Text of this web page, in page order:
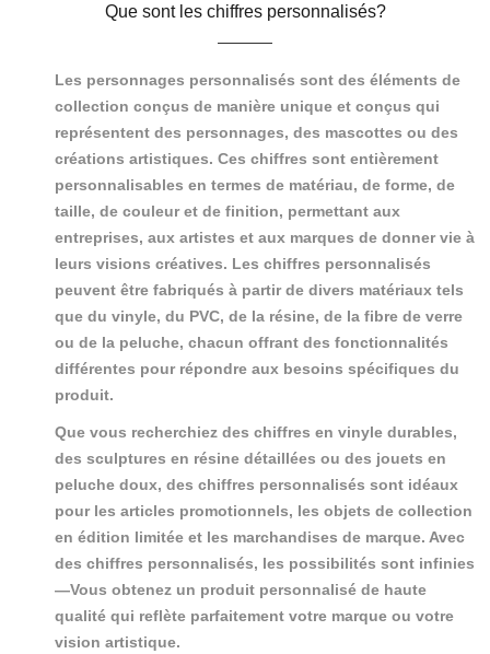
Que sont les chiffres personnalisés?
Les personnages personnalisés sont des éléments de
collection conçus de manière unique et conçus qui
représentent des personnages, des mascottes ou des
créations artistiques. Ces chiffres sont entièrement
personnalisables en termes de matériau, de forme, de
taille, de couleur et de finition, permettant aux
entreprises, aux artistes et aux marques de donner vie à
leurs visions créatives. Les chiffres personnalisés
peuvent être fabriqués à partir de divers matériaux tels
que du vinyle, du PVC, de la résine, de la fibre de verre
ou de la peluche, chacun offrant des fonctionnalités
différentes pour répondre aux besoins spécifiques du
produit.
Que vous recherchiez des chiffres en vinyle durables,
des sculptures en résine détaillées ou des jouets en
peluche doux, des chiffres personnalisés sont idéaux
pour les articles promotionnels, les objets de collection
en édition limitée et les marchandises de marque. Avec
des chiffres personnalisés, les possibilités sont infinies
—Vous obtenez un produit personnalisé de haute
qualité qui reflète parfaitement votre marque ou votre
vision artistique.